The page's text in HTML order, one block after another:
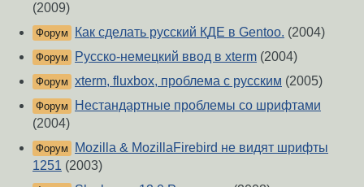
(2009)
Форум Как сдeлать русский КДE в Gentoo. (2004)
Форум Русско-немецкий ввод в xterm (2004)
Форум xterm, fluxbox, проблема с русским (2005)
Форум
Нестандартные проблемы со шрифтами
(2004)
Форум
Mozilla & MozillaFirebird не видят шрифты
1251 (2003)